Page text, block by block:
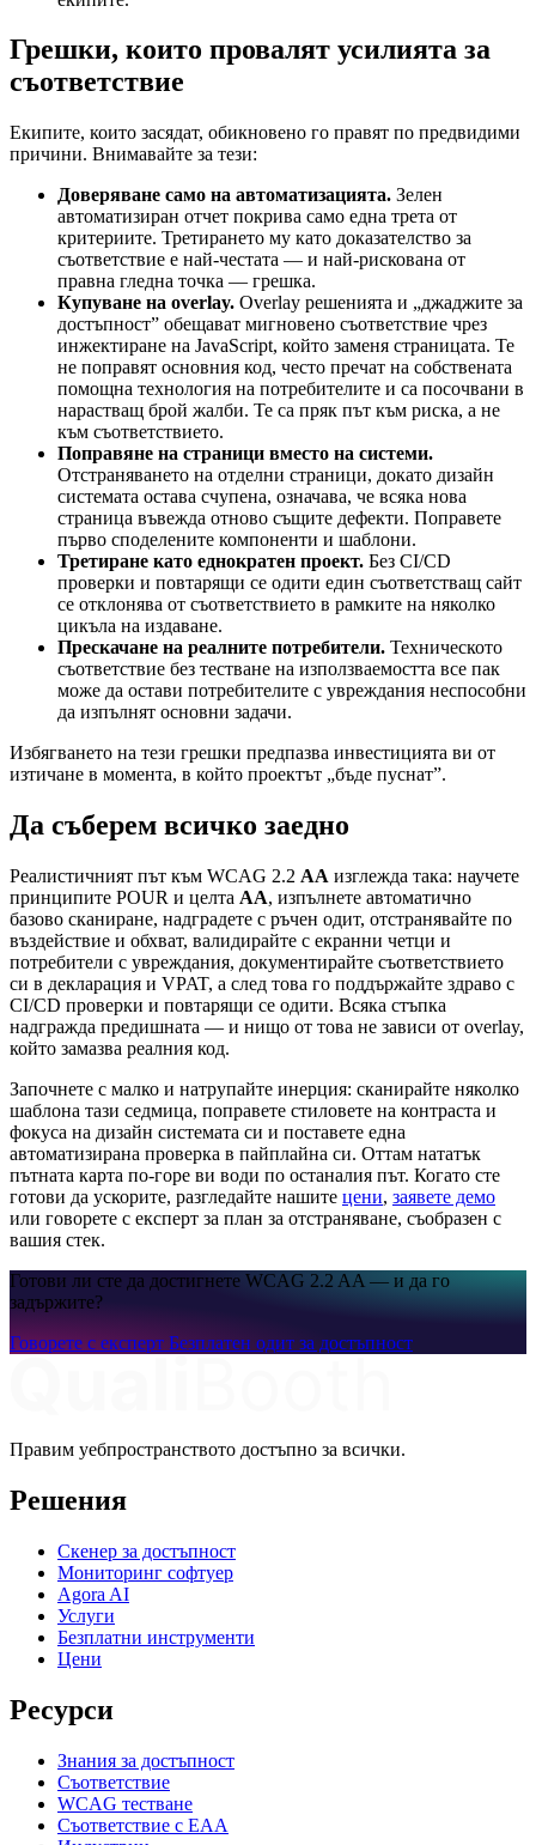
Грешки, които провалят усилията за
съответствие
Екипите, които засядат, обикновено го правят по предвидими
причини. Внимавайте за тези:
Доверяване само на автоматизацията. Зелен
автоматизиран отчет покрива само една трета от
критериите. Третирането му като доказателство за
съответствие е най-честата — и най-рискована от
правна гледна точка — грешка.
Купуване на overlay. Overlay решенията и „джаджите за
достъпност” обещават мигновено съответствие чрез
инжектиране на JavaScript, който заменя страницата. Те
не поправят основния код, често пречат на собствената
помощна технология на потребителите и са посочвани в
нарастващ брой жалби. Те са пряк път към риска, а не
към съответствието.
Поправяне на страници вместо на системи.
Отстраняването на отделни страници, докато дизайн
системата остава счупена, означава, че всяка нова
страница въвежда отново същите дефекти. Поправете
първо споделените компоненти и шаблони.
Третиране като еднократен проект. Без CI/CD
проверки и повтарящи се одити един съответстващ сайт
се отклонява от съответствието в рамките на няколко
цикъла на издаване.
Прескачане на реалните потребители. Техническото
съответствие без тестване на използваемостта все пак
може да остави потребителите с увреждания неспособни
да изпълнят основни задачи.
Избягването на тези грешки предпазва инвестицията ви от
изтичане в момента, в който проектът „бъде пуснат”.
Да съберем всичко заедно
Реалистичният път към WCAG 2.2 AA изглежда така: научете
принципите POUR и целта AA, изпълнете автоматично
базово сканиране, надградете с ръчен одит, отстранявайте по
въздействие и обхват, валидирайте с екранни четци и
потребители с увреждания, документирайте съответствието
си в декларация и VPAT, а след това го поддържайте здраво с
CI/CD проверки и повтарящи се одити. Всяка стъпка
надгражда предишната — и нищо от това не зависи от overlay,
който замазва реалния код.
Започнете с малко и натрупайте инерция: сканирайте няколко
шаблона тази седмица, поправете стиловете на контраста и
фокуса на дизайн системата си и поставете една
автоматизирана проверка в пайплайна си. Оттам нататък
пътната карта по-горе ви води по останалия път. Когато сте
готови да ускорите, разгледайте нашите цени, заявете демо
или говорете с експерт за план за отстраняване, съобразен с
вашия стек.
Готови ли сте да достигнете WCAG 2.2 AA — и да го
задържите?
Говорете с експерт Безплатен одит за достъпност
Правим уебпространството достъпно за всички.
Решения
Скенер за достъпност
Мониторинг софтуер
Agora AI
Услуги
Безплатни инструменти
Цени
Ресурси
Знания за достъпност
Съответствие
WCAG тестване
Съответствие с EAA